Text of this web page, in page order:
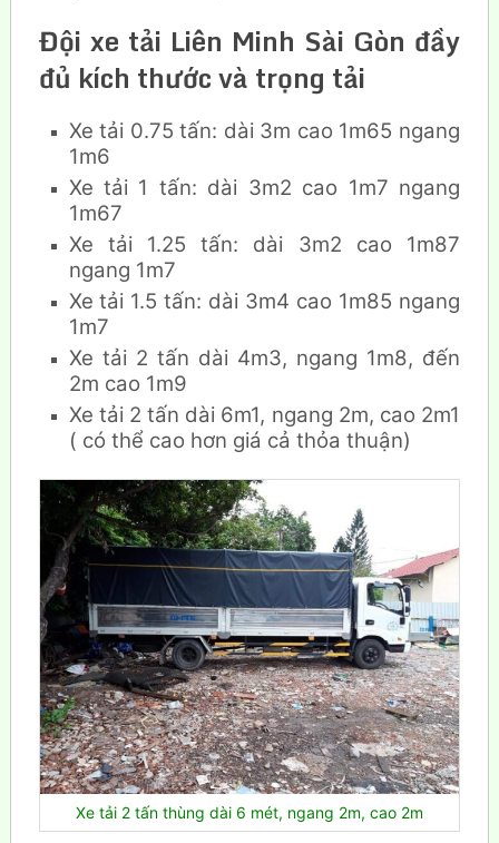
Đội xe tải Liên Minh Sài Gòn đầy
đủ kích thước và trọng tải
Xe tải 0.75 tấn: dài 3m cao 1m65 ngang
1m6
Xe tải 1 tấn: dài 3m2 cao 1m7 ngang
1m67
Xe tải 1.25 tấn: dài 3m2 cao 1m87
ngang 1m7
Xe tải 1.5 tấn: dài 3m4 cao 1m85 ngang
1m7
Xe tải 2 tấn dài 4m3, ngang 1m8, đến
2m cao 1m9
Xe tải 2 tấn dài 6m1, ngang 2m, cao 2m1
( có thể cao hơn giá cả thỏa thuận)
Xe tải 2 tấn thùng dài 6 mét, ngang 2m, cao 2m